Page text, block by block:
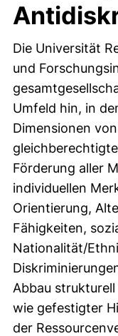
Die Universität
und
Umfeld hin, in
Dimensionen
Förderung aller
individuellen
Orientierung,
Fähigkeiten,
Nationalität/
Abbau
wie gefestigter
der